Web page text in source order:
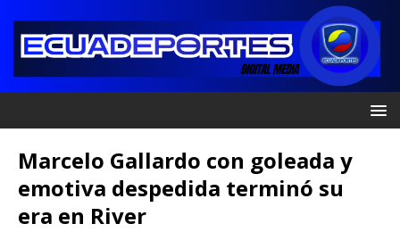
Marcelo Gallardo con goleada y
emotiva despedida terminó su
era en River